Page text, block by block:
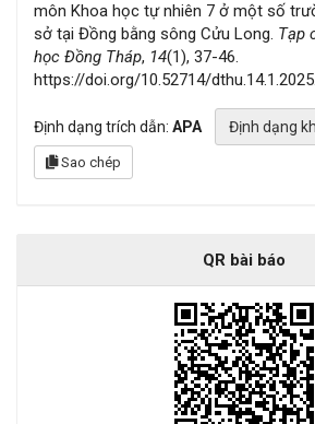
môn Khoa học tự nhiên 7 ở một số
sở tại Đồng bằng sông Cửu Long. Tạp
học Đồng Tháp, 14(1), 37-46.
https://doi.org/10.52714/
Định dạng trích dẫn: APA Định dạng
Sao chép
QR bài báo